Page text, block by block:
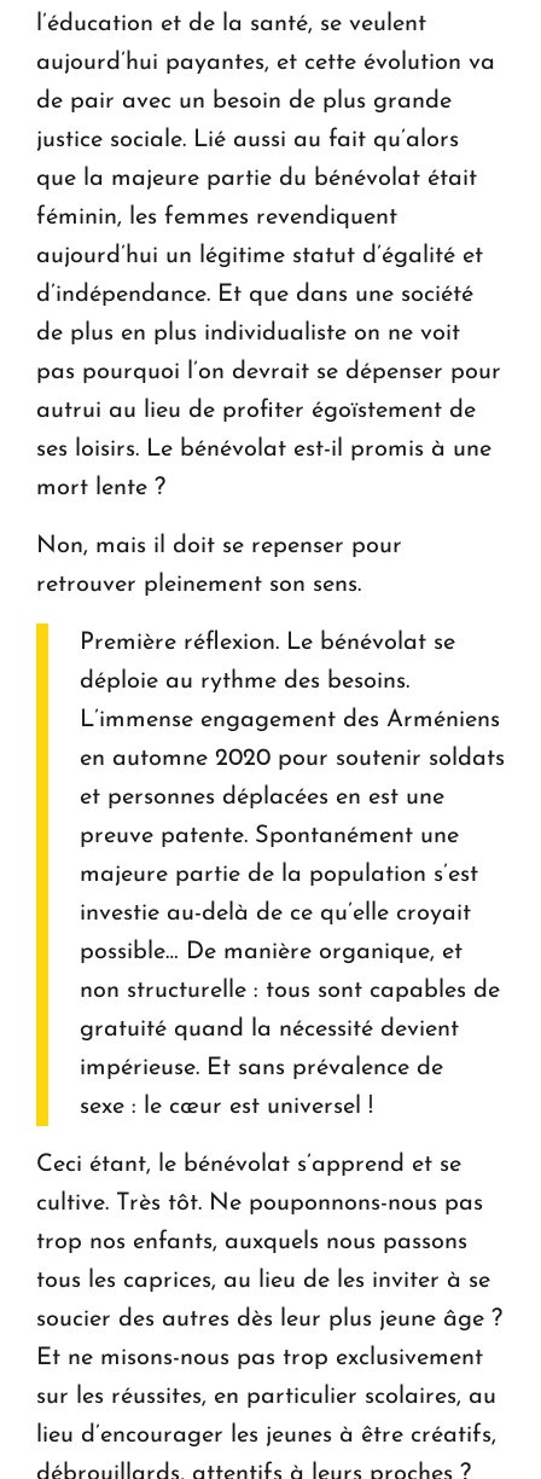
l’éducation et de la santé, se veulent
aujourd’hui payantes, et cette évolution va
de pair avec un besoin de plus grande
justice sociale. Lié aussi au fait qu’alors
que la majeure partie du bénévolat était
féminin, les femmes revendiquent
aujourd’hui un légitime statut d’égalité et
d’indépendance. Et que dans une société
de plus en plus individualiste on ne voit
pas pourquoi l’on devrait se dépenser pour
autrui au lieu de profiter égoïstement de
ses loisirs. Le bénévolat est-il promis à une
mort lente ?
Non, mais il doit se repenser pour
retrouver pleinement son sens.
Première réflexion. Le bénévolat se
déploie au rythme des besoins.
L’immense engagement des Arméniens
en automne 2020 pour soutenir soldats
et personnes déplacées en est une
preuve patente. Spontanément une
majeure partie de la population s’est
investie au-delà de ce qu’elle croyait
possible… De manière organique, et
non structurelle : tous sont capables de
gratuité quand la nécessité devient
impérieuse. Et sans prévalence de
sexe : le cœur est universel !
Ceci étant, le bénévolat s’apprend et se
cultive. Très tôt. Ne pouponnons-nous pas
trop nos enfants, auxquels nous passons
tous les caprices, au lieu de les inviter à se
soucier des autres dès leur plus jeune âge ?
Et ne misons-nous pas trop exclusivement
sur les réussites, en particulier scolaires, au
lieu d’encourager les jeunes à être créatifs,